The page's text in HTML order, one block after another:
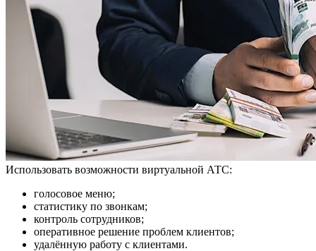
Использовать возможности виртуальной АТС:
голосовое меню;
статистику по звонкам;
контроль сотрудников;
оперативное решение проблем клиентов;
удалённую работу с клиентами.